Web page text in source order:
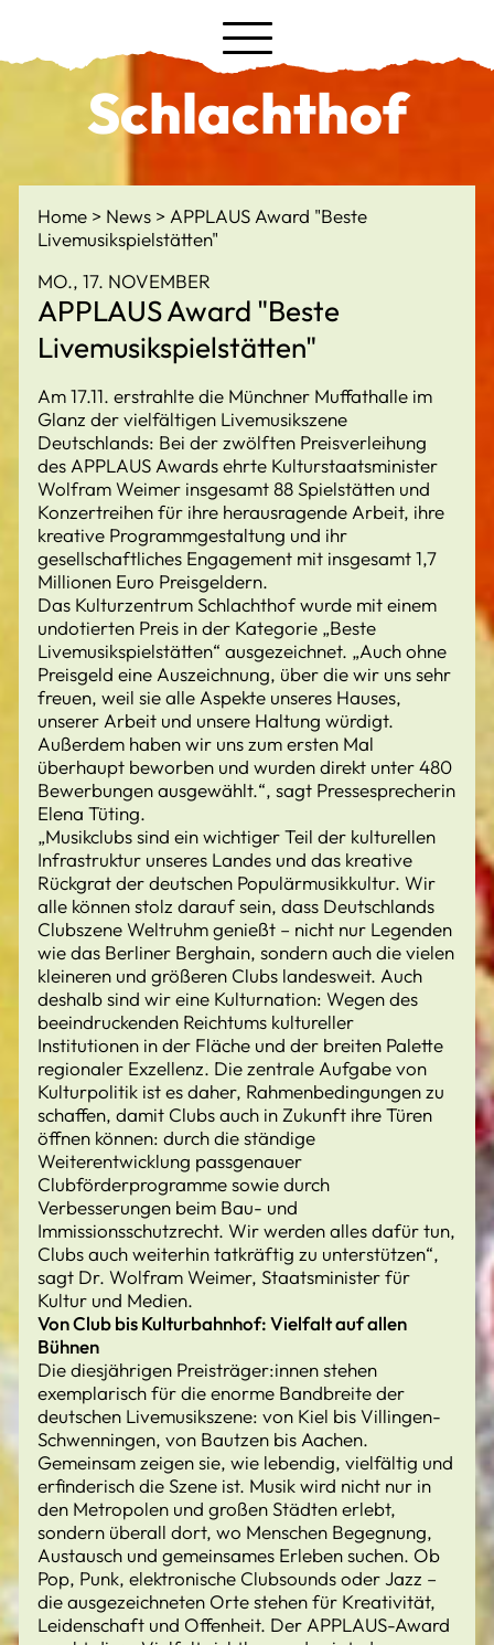
Schlachthof
Home News
APPLAUS Award "Beste
Livemusikspielstätten"
MO., 17. NOVEMBER
APPLAUS Award "Beste
Livemusikspielstätten"
Am 17.11. erstrahlte die Münchner Muffathalle im
Glanz der vielfältigen Livemusikszene
Deutschlands: Bei der zwölften Preisverleihung
des APPLAUS Awards ehrte Kulturstaatsminister
Wolfram Weimer insgesamt 88 Spielstätten und
Konzertreihen für ihre herausragende Arbeit, ihre
kreative Programmgestaltung und ihr
gesellschaftliches Engagement mit insgesamt 1,7
Millionen Euro Preisgeldern.
Das Kulturzentrum Schlachthof wurde mit einem
undotierten Preis in der Kategorie „Beste
Livemusikspielstätten“ ausgezeichnet. „Auch ohne
Preisgeld eine Auszeichnung, über die wir uns sehr
freuen, weil sie alle Aspekte unseres Hauses,
unserer Arbeit und unsere Haltung würdigt.
Außerdem haben wir uns zum ersten Mal
überhaupt beworben und wurden direkt unter 480
Bewerbungen ausgewählt.“, sagt Pressesprecherin
Elena Tüting.
„Musikclubs sind ein wichtiger Teil der kulturellen
Infrastruktur unseres Landes und das kreative
Rückgrat der deutschen Populärmusikkultur. Wir
alle können stolz darauf sein, dass Deutschlands
Clubszene Weltruhm genießt – nicht nur Legenden
wie das Berliner Berghain, sondern auch die vielen
kleineren und größeren Clubs landesweit. Auch
deshalb sind wir eine Kulturnation: Wegen des
beeindruckenden Reichtums kultureller
Institutionen in der Fläche und der breiten Palette
regionaler Exzellenz. Die zentrale Aufgabe von
Kulturpolitik ist es daher, Rahmenbedingungen zu
schaffen, damit Clubs auch in Zukunft ihre Türen
öffnen können: durch die ständige
Weiterentwicklung passgenauer
Clubförderprogramme sowie durch
Verbesserungen beim Bau- und
Immissionsschutzrecht. Wir werden alles dafür tun,
Clubs auch weiterhin tatkräftig zu unterstützen“,
sagt Dr. Wolfram Weimer, Staatsminister für
Kultur und Medien.
Von Club bis Kulturbahnhof: Vielfalt auf allen
Bühnen
Die diesjährigen Preisträger:innen stehen
exemplarisch für die enorme Bandbreite der
deutschen Livemusikszene: von Kiel bis Villingen-
Schwenningen, von Bautzen bis Aachen.
Gemeinsam zeigen sie, wie lebendig, vielfältig und
erfinderisch die Szene ist. Musik wird nicht nur in
den Metropolen und großen Städten erlebt,
sondern überall dort, wo Menschen Begegnung,
Austausch und gemeinsames Erleben suchen. Ob
Pop, Punk, elektronische Clubsounds oder Jazz –
die ausgezeichneten Orte stehen für Kreativität,
Leidenschaft und Offenheit. Der APPLAUS-Award